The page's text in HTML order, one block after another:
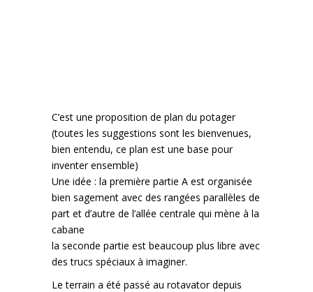
C’est une proposition de plan du potager
(toutes les suggestions sont les bienvenues,
bien entendu, ce plan est une base pour
inventer ensemble)
Une idée : la première partie A est organisée
bien sagement avec des rangées parallèles de
part et d’autre de l’allée centrale qui mène à la
cabane
la seconde partie est beaucoup plus libre avec
des trucs spéciaux à imaginer.
Le terrain a été passé au rotavator depuis